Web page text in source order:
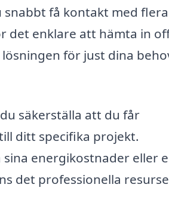
få kontakt med flera
det enklare att hämta in
för just dina
säkerställa att du får
ditt specifika projekt.
energikostnader eller
det professionella